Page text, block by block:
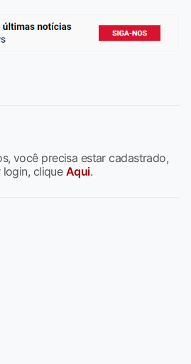
você precisa estar cadastrado,
login, clique Aqui.